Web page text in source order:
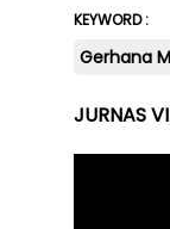
KEYWORD :
Gerhana
JURNAS